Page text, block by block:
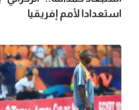
استعدادا لأمم إفريقيا